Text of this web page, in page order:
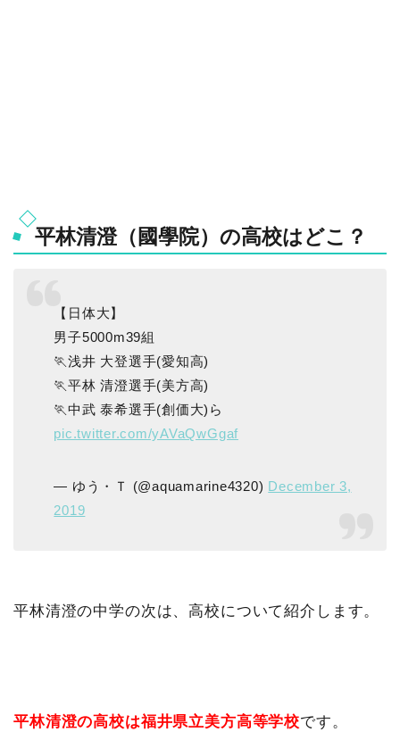
平林清澄（國學院）の高校はどこ？
【日体大】
男子5000m39組
🏃浅井 大登選手(愛知高)
🏃平林 清澄選手(美方高)
🏃中武 泰希選手(創価大)ら
pic.twitter.com/yAVaQwGgaf
— ゆう・Ｔ (@aquamarine4320) December 3,
2019
平林清澄の中学の次は、高校について紹介します。
平林清澄の高校は福井県立美方高等学校です。